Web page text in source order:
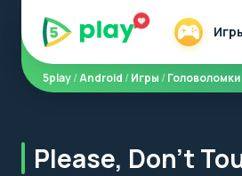
5play/Android /Игры /Головоломки
Please, Don't